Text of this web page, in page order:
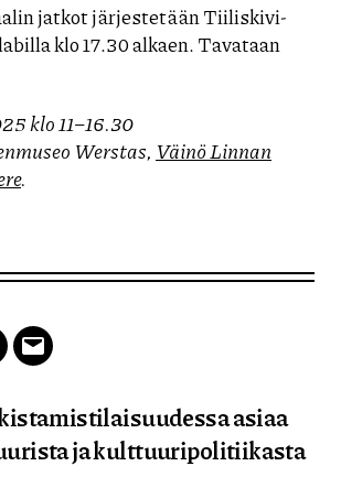
jatkot järjestetään Tiiliskivi-
klo 17.30 alkaen. Tavataan
klo 11–16.30
Werstas, Väinö Linnan
.
Email
asiaa
ja kulttuuripolitiikasta